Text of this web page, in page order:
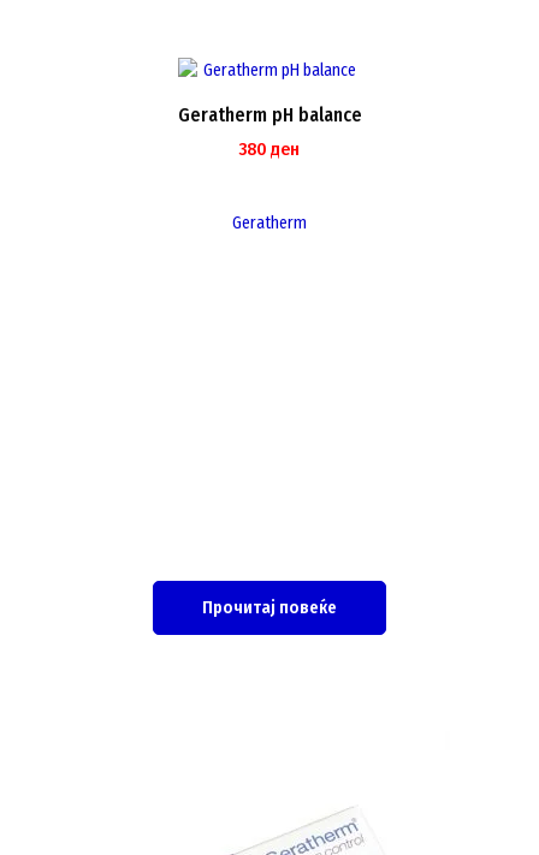
Geratherm pH balance
380 ден
Geratherm
Прочитај повеќе